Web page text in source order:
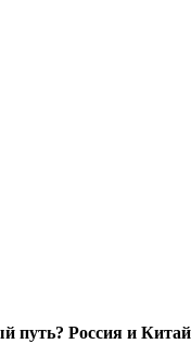
путь? Россия и Китай